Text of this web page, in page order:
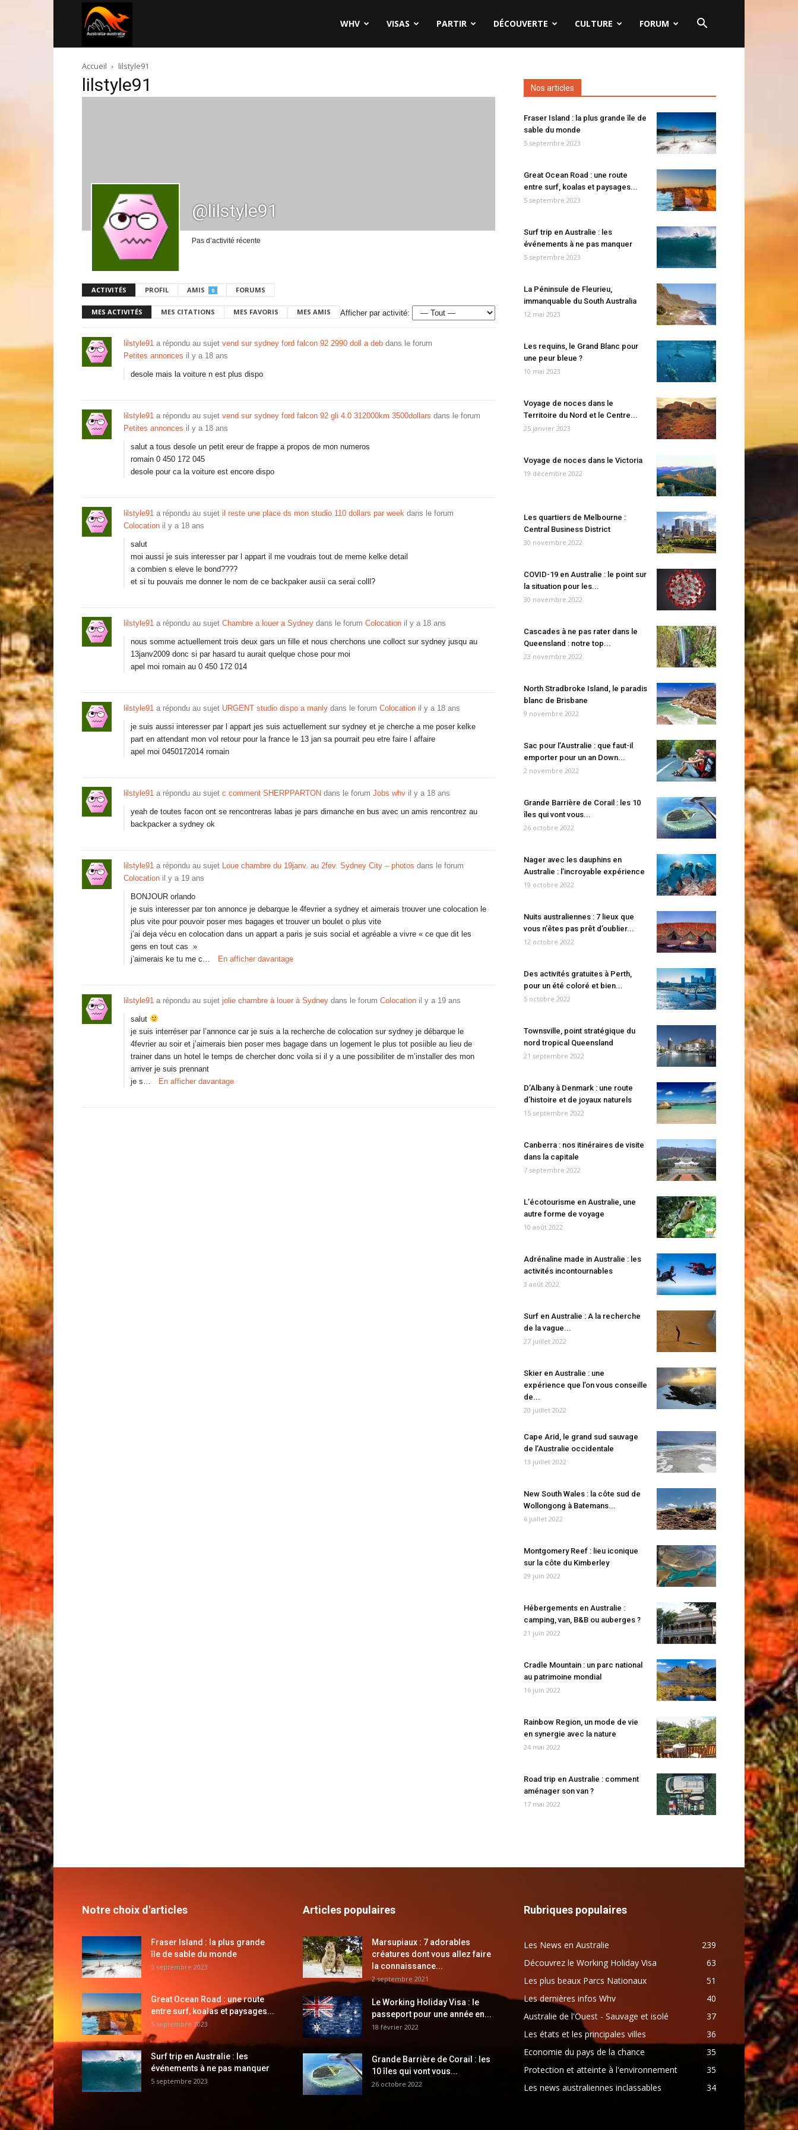
australie.com
WHV VISAS PARTIR DÉCOUVERTE CULTURE FORUM
Accueil lilstyle91
lilstyle91
@lilstyle91
Pas d’activité récente
ACTIVITÉS PROFIL AMIS 0 FORUMS
MES ACTIVITÉS MES CITATIONS MES FAVORIS MES AMIS Afficher par activité:
lilstyle91 a répondu au sujet vend sur sydney ford falcon 92 2990 doll a deb dans le forum
Petites annonces il y a 18 ans
desole mais la voiture n est plus dispo
lilstyle91 a répondu au sujet vend sur sydney ford falcon 92 gli 4.0 312000km 3500dollars dans le forum
Petites annonces il y a 18 ans
salut a tous desole un petit ereur de frappe a propos de mon numeros
romain 0 450 172 045
desole pour ca la voiture est encore dispo
lilstyle91 a répondu au sujet il reste une place ds mon studio 110 dollars par week dans le forum
Colocation il y a 18 ans
salut
moi aussi je suis interesser par l appart il me voudrais tout de meme kelke detail
a combien s eleve le bond????
et si tu pouvais me donner le nom de ce backpaker ausii ca serai colll?
lilstyle91 a répondu au sujet Chambre a louer a Sydney dans le forum Colocation il y a 18 ans
nous somme actuellement trois deux gars un fille et nous cherchons une colloct sur sydney jusqu au
13janv2009 donc si par hasard tu aurait quelque chose pour moi
apel moi romain au 0 450 172 014
lilstyle91 a répondu au sujet URGENT studio dispo a manly dans le forum Colocation il y a 18 ans
je suis aussi interesser par l appart jes suis actuellement sur sydney et je cherche a me poser kelke
part en attendant mon vol retour pour la france le 13 jan sa pourrait peu etre faire l affaire
apel moi 0450172014 romain
lilstyle91 a répondu au sujet c comment SHERPPARTON dans le forum Jobs whv il y a 18 ans
yeah de toutes facon ont se rencontreras labas je pars dimanche en bus avec un amis rencontrez au
backpacker a sydney ok
lilstyle91 a répondu au sujet Loue chambre du 19janv. au 2fev. Sydney City – photos dans le forum
Colocation il y a 19 ans
BONJOUR orlando
je suis interesser par ton annonce je debarque le 4fevrier a sydney et aimerais trouver une colocation le
plus vite pour pouvoir poser mes bagages et trouver un boulet o plus vite
j’ai deja vécu en colocation dans un appart a paris je suis social et agréable a vivre « ce que dit les
gens en tout cas »
j’aimerais ke tu me c…
En afficher davantage
lilstyle91 a répondu au sujet jolie chambre à louer à Sydney dans le forum Colocation il y a 19 ans
salut
je suis interréser par l’annonce car je suis a la recherche de colocation sur sydney je débarque le
4fevrier au soir et j’aimerais bien poser mes bagage dans un logement le plus tot posiible au lieu de
trainer dans un hotel le temps de chercher donc voila si il y a une possibiliter de m’installer des mon
arriver je suis prennant
je s…
En afficher davantage
Nos articles
Fraser Island : la plus grande île de
sable du monde
5 septembre 2023
Great Ocean Road : une route
entre surf, koalas et paysages...
5 septembre 2023
Surf trip en Australie : les
événements à ne pas manquer
5 septembre 2023
La Péninsule de Fleurieu,
immanquable du South Australia
12 mai 2023
Les requins, le Grand Blanc pour
une peur bleue ?
10 mai 2023
Voyage de noces dans le
Territoire du Nord et le Centre...
25 janvier 2023
Voyage de noces dans le Victoria
19 décembre 2022
Les quartiers de Melbourne :
Central Business District
30 novembre 2022
COVID-19 en Australie : le point sur
la situation pour les...
30 novembre 2022
Cascades à ne pas rater dans le
Queensland : notre top...
23 novembre 2022
North Stradbroke Island, le paradis
blanc de Brisbane
9 novembre 2022
Sac pour l’Australie : que faut-il
emporter pour un an Down...
2 novembre 2022
Grande Barrière de Corail : les 10
îles qui vont vous...
26 octobre 2022
Nager avec les dauphins en
Australie : l’incroyable expérience
19 octobre 2022
Nuits australiennes : 7 lieux que
vous n’êtes pas prêt d’oublier...
12 octobre 2022
Des activités gratuites à Perth,
pour un été coloré et bien...
5 octobre 2022
Townsville, point stratégique du
nord tropical Queensland
21 septembre 2022
D’Albany à Denmark : une route
d’histoire et de joyaux naturels
15 septembre 2022
Canberra : nos itinéraires de visite
dans la capitale
7 septembre 2022
L’écotourisme en Australie, une
autre forme de voyage
10 août 2022
Adrénaline made in Australie : les
activités incontournables
3 août 2022
Surf en Australie : A la recherche
de la vague...
27 juillet 2022
Skier en Australie : une
expérience que l’on vous conseille
de...
20 juillet 2022
Cape Arid, le grand sud sauvage
de l’Australie occidentale
13 juillet 2022
New South Wales : la côte sud de
Wollongong à Batemans...
6 juillet 2022
Montgomery Reef : lieu iconique
sur la côte du Kimberley
29 juin 2022
Hébergements en Australie :
camping, van, B&B ou auberges ?
21 juin 2022
Cradle Mountain : un parc national
au patrimoine mondial
16 juin 2022
Rainbow Region, un mode de vie
en synergie avec la nature
24 mai 2022
Road trip en Australie : comment
aménager son van ?
17 mai 2022
Notre choix d'articles
Fraser Island : la plus grande
île de sable du monde
5 septembre 2023
Great Ocean Road : une route
entre surf, koalas et paysages...
5 septembre 2023
Surf trip en Australie : les
événements à ne pas manquer
5 septembre 2023
Articles populaires
Marsupiaux : 7 adorables
créatures dont vous allez faire
la connaissance...
2 septembre 2021
Le Working Holiday Visa : le
passeport pour une année en...
18 février 2022
Grande Barrière de Corail : les
10 îles qui vont vous...
26 octobre 2022
Rubriques populaires
Les News en Australie
239
Découvrez le Working Holiday Visa
63
Les plus beaux Parcs Nationaux
51
Les dernières infos Whv
40
Australie de l'Ouest - Sauvage et isolé
37
Les états et les principales villes
36
Economie du pays de la chance
35
Protection et atteinte à l'environnement
35
Les news australiennes inclassables
34